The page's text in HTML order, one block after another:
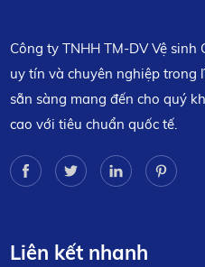
Công ty TNHH TM-DV Vệ
uy tín và chuyên nghiệp trong
sẵn sàng mang đến cho quý
cao với tiêu chuẩn quốc tế.
Liên kết nhanh